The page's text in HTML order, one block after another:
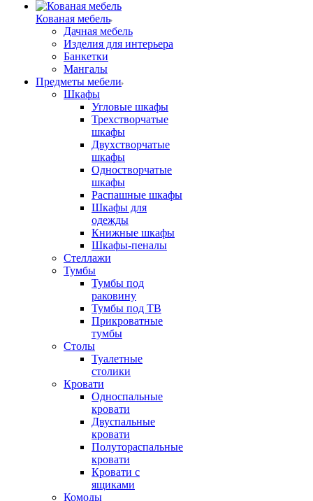
Кованая мебель
Дачная мебель
Изделия для интерьера
Банкетки
Мангалы
Предметы мебели
Шкафы
Угловые шкафы
Трехстворчатые
шкафы
Двухстворчатые
шкафы
Одностворчатые
шкафы
Распашные шкафы
Шкафы для
одежды
Книжные шкафы
Шкафы-пеналы
Стеллажи
Тумбы
Тумбы под
раковину
Тумбы под ТВ
Прикроватные
тумбы
Столы
Туалетные
столики
Кровати
Односпальные
кровати
Двуспальные
кровати
Полутораспальные
кровати
Кровати с
ящиками
Комоды